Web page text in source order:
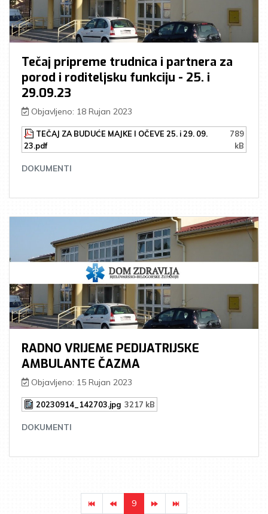
Tečaj pripreme trudnica i partnera za
porod i roditeljsku funkciju - 25. i
29.09.23
Objavljeno: 18 Rujan 2023
DOKUMENTI
TEČAJ ZA BUDUĆE MAJKE I OČEVE 25. i 29. 09.
23.pdf
789
kB
RADNO VRIJEME PEDIJATRIJSKE
AMBULANTE ČAZMA
Objavljeno: 15 Rujan 2023
DOKUMENTI
20230914_142703.jpg 3217 kB
9